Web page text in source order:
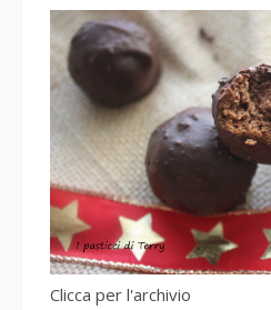
Clicca per l'archivio